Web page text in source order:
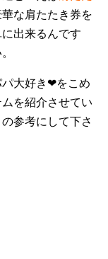
な肩たたき券を
出来るんです
大好き❤をこめ
を紹介させてい
参考にして下さ